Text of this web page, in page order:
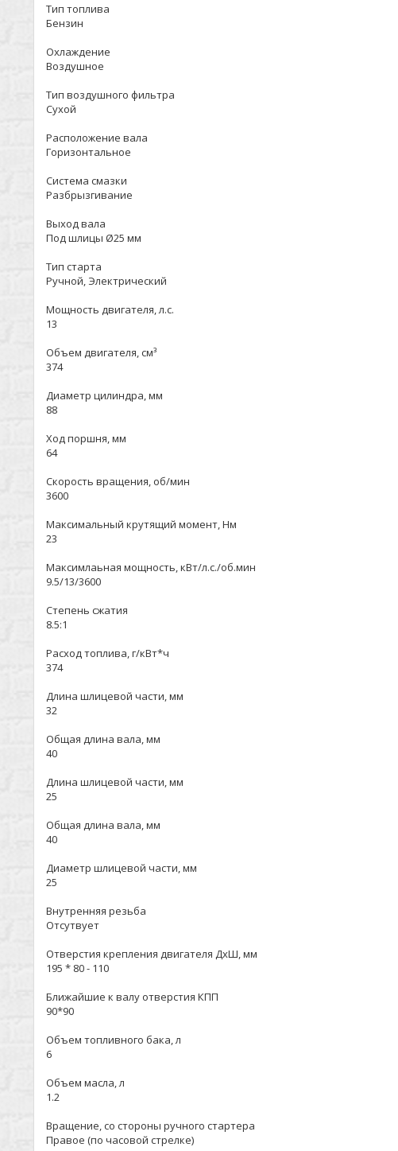
Тип топлива
Бензин
Охлаждение
Воздушное
Тип воздушного фильтра
Сухой
Расположение вала
Горизонтальное
Система смазки
Разбрызгивание
Выход вала
Под шлицы Ø25 мм
Тип старта
Ручной, Электрический
Мощность двигателя, л.с.
13
Объем двигателя, см³
374
Диаметр цилиндра, мм
88
Ход поршня, мм
64
Скорость вращения, об/мин
3600
Максимальный крутящий момент, Нм
23
Максимлаьная мощность, кВт/л.с./об.мин
9.5/13/3600
Степень сжатия
8.5:1
Расход топлива, г/кВт*ч
374
Длина шлицевой части, мм
32
Общая длина вала, мм
40
Длина шлицевой части, мм
25
Общая длина вала, мм
40
Диаметр шлицевой части, мм
25
Внутренняя резьба
Отсутвует
Отверстия крепления двигателя ДхШ, мм
195 * 80 - 110
Ближайшие к валу отверстия КПП
90*90
Объем топливного бака, л
6
Объем масла, л
1.2
Вращение, со стороны ручного стартера
Правое (по часовой стрелке)